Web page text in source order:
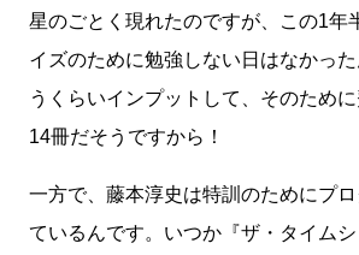
星のごとく現れたのですが、この1年
イズのために勉強しない日はなかっ
うくらいインプットして、そのため
14冊だそうですから！
一方で、藤本淳史は特訓のためにプ
ているんです。いつか『ザ・タイム